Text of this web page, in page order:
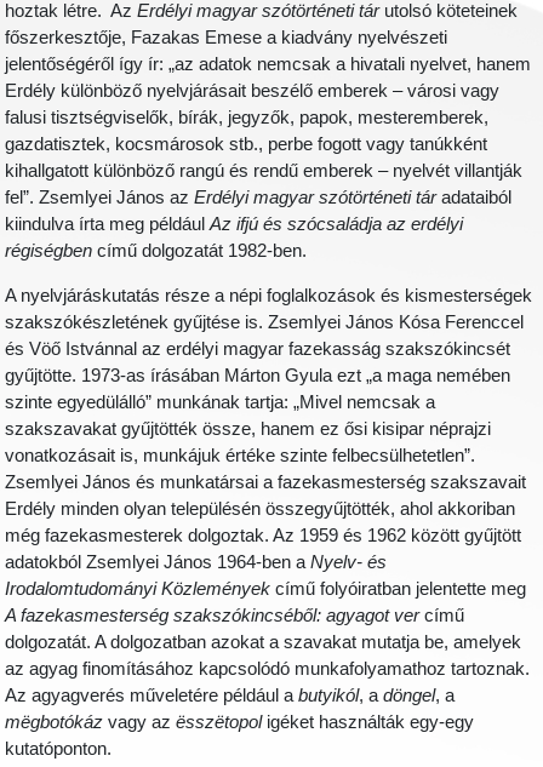
hoztak létre. AzErdélyi magyar szótörténeti tárutolsó köteteinek
főszerkesztője, Fazakas Emese a kiadvány nyelvészeti
jelentőségéről így ír: „az adatok nemcsak a hivatali nyelvet, hanem
Erdély különböző nyelvjárásait beszélő emberek – városi vagy
falusi tisztségviselők, bírák, jegyzők, papok, mesteremberek,
gazdatisztek, kocsmárosok stb., perbe fogott vagy tanúkként
kihallgatott különböző rangú és rendű emberek – nyelvét villantják
fel”. Zsemlyei János azErdélyi magyar szótörténeti táradataiból
kiindulva írta meg példáulAz ifjú és szócsaládja az erdélyi
régiségben című dolgozatát 1982-ben.
A nyelvjáráskutatás része a népi foglalkozások és kismesterségek
szakszókészletének gyűjtése is. Zsemlyei János Kósa Ferenccel
és Vöő Istvánnal az erdélyi magyar fazekasság szakszókincsét
gyűjtötte. 1973-as írásában Márton Gyula ezt „a maga nemében
szinte egyedülálló” munkának tartja: „Mivel nemcsak a
szakszavakat gyűjtötték össze, hanem ez ősi kisipar néprajzi
vonatkozásait is, munkájuk értéke szinte felbecsülhetetlen”.
Zsemlyei János és munkatársai a fazekasmesterség szakszavait
Erdély minden olyan településén összegyűjtötték, ahol akkoriban
még fazekasmesterek dolgoztak. Az 1959 és 1962 között gyűjtött
adatokból Zsemlyei János 1964-ben aNyelv- és
Irodalomtudományi Közlemények című folyóiratban jelentette meg
A fazekasmesterség szakszókincséből: agyagot vercímű
dolgozatát. A dolgozatban azokat a szavakat mutatja be, amelyek
az agyag finomításához kapcsolódó munkafolyamathoz tartoznak.
Az agyagverés műveletére például abutyikól, adöngel, a
mëgbotókáz vagy azësszëtopol igéket használták egy-egy
kutatóponton.